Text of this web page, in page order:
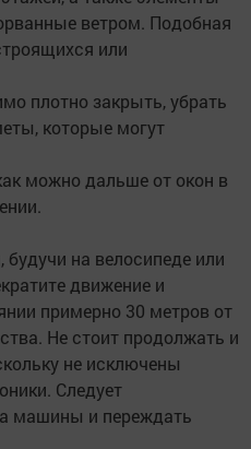
ветром. Подобная
или
плотно закрыть, убрать
которые могут
можно дальше от окон в
на велосипеде или
движение и
примерно 30 метров от
Не стоит продолжать и
не исключены
Следует
машины и переждать